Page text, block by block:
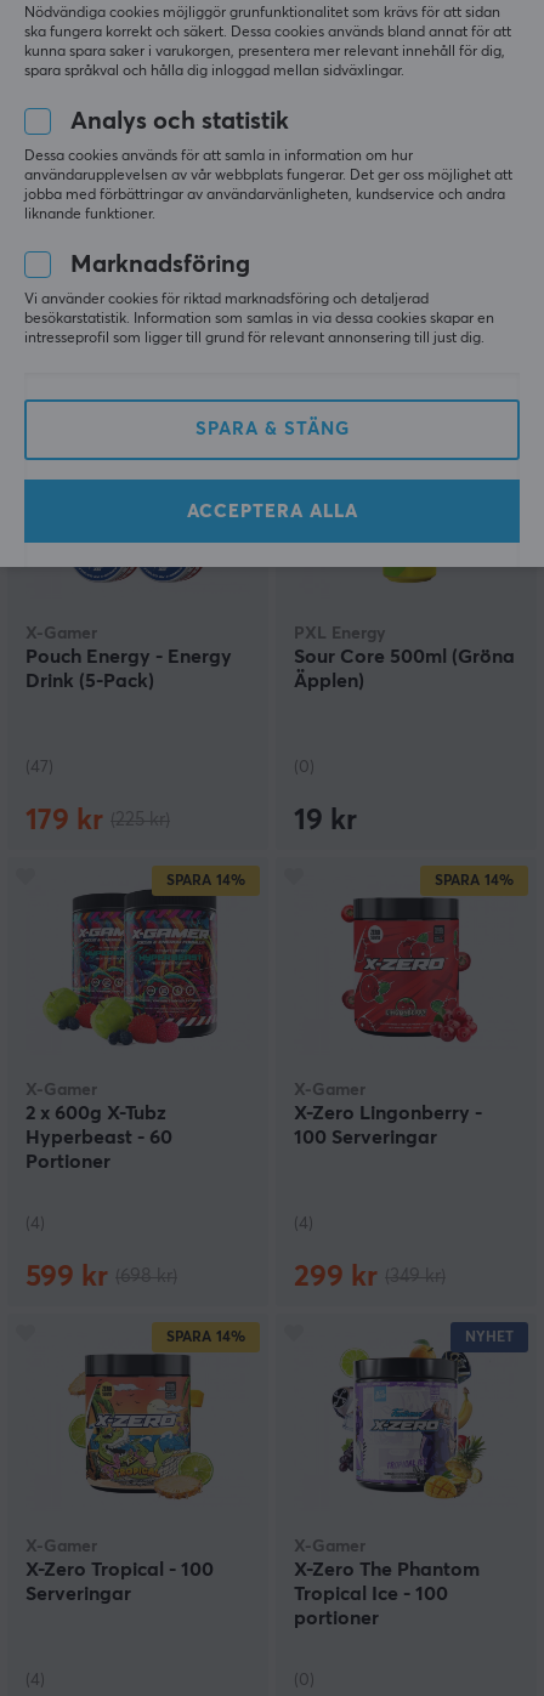
G FUEL
The Juice 2.0 - 40
Servings
(0)
PXL Energy
High Score 500ml
(0)
SPARA 20%
X-Gamer
Pouch Energy - Energy
Drink (5-Pack)
(47)
179 kr
PXL Energy
Sour Core 500ml (Gröna
Äpplen)
(0)
19 kr
SPARA 14%
X-Gamer
2 x 600g X-Tubz
Hyperbeast - 60
Portioner
(4)
599 kr
SPARA 14%
X-Gamer
X-Zero Lingonberry -
100 Serveringar
(4)
299 kr
SPARA 14%
X-Gamer
X-Zero Tropical - 100
Serveringar
(4)
NYHET
X-Gamer
X-Zero The Phantom
Tropical Ice - 100
portioner
(0)
Nödvändiga cookies möjliggör grunfunktionalitet som krävs för att sidan
ska fungera korrekt och säkert. Dessa cookies används bland annat för att
kunna spara saker i varukorgen, presentera mer relevant innehåll för dig,
spara språkval och hålla dig inloggad mellan sidväxlingar.
Analys och statistik
Dessa cookies används för att samla in information om hur
användarupplevelsen av vår webbplats fungerar. Det ger oss möjlighet att
jobba med förbättringar av användarvänligheten, kundservice och andra
liknande funktioner.
Marknadsföring
Vi använder cookies för riktad marknadsföring och detaljerad
besökarstatistik. Information som samlas in via dessa cookies skapar en
intresseprofil som ligger till grund för relevant annonsering till just dig.
SPARA & STÄNG
ACCEPTERA ALLA